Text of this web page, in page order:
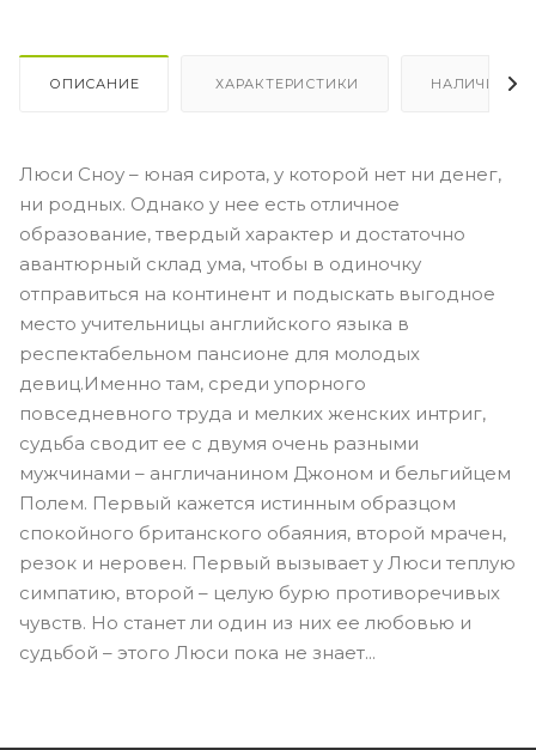
ОПИСАНИЕ ХАРАКТЕРИСТИКИ НАЛИЧИЕ
Люси Сноу – юная сирота, у которой нет ни денег,
ни родных. Однако у нее есть отличное
образование, твердый характер и достаточно
авантюрный склад ума, чтобы в одиночку
отправиться на континент и подыскать выгодное
место учительницы английского языка в
респектабельном пансионе для молодых
девиц.Именно там, среди упорного
повседневного труда и мелких женских интриг,
судьба сводит ее с двумя очень разными
мужчинами – англичанином Джоном и бельгийцем
Полем. Первый кажется истинным образцом
спокойного британского обаяния, второй мрачен,
резок и неровен. Первый вызывает у Люси теплую
симпатию, второй – целую бурю противоречивых
чувств. Но станет ли один из них ее любовью и
судьбой – этого Люси пока не знает...